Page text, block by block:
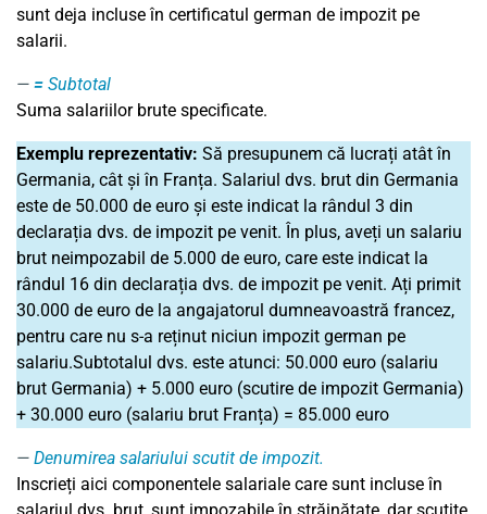
sunt deja incluse în certificatul german de impozit pe
salarii.
= Subtotal
Suma salariilor brute specificate.
Exemplu reprezentativ: Să presupunem că lucrați atât în
Germania, cât și în Franța. Salariul dvs. brut din Germania
este de 50.000 de euro și este indicat la rândul 3 din
declarația dvs. de impozit pe venit. În plus, aveți un salariu
brut neimpozabil de 5.000 de euro, care este indicat la
rândul 16 din declarația dvs. de impozit pe venit. Ați primit
30.000 de euro de la angajatorul dumneavoastră francez,
pentru care nu s-a reținut niciun impozit german pe
salariu.Subtotalul dvs. este atunci: 50.000 euro (salariu
brut Germania) + 5.000 euro (scutire de impozit Germania)
+ 30.000 euro (salariu brut Franța) = 85.000 euro
Denumirea salariului scutit de impozit.
Inscrieți aici componentele salariale care sunt incluse în